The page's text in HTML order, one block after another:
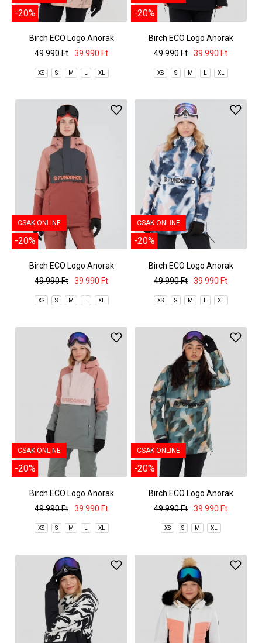
-20%
Birch ECO Logo Anorak
49 990 Ft
39 990 Ft
XS S M L XL
-20%
Birch ECO Logo Anorak
49 990 Ft
39 990 Ft
XS S M L XL
CSAK ONLINE
-20%
Birch ECO Logo Anorak
49 990 Ft
39 990 Ft
XS S M L XL
CSAK ONLINE
-20%
Birch ECO Logo Anorak
49 990 Ft
39 990 Ft
XS S M L XL
CSAK ONLINE
-20%
Birch ECO Logo Anorak
49 990 Ft
39 990 Ft
XS S M L XL
CSAK ONLINE
-20%
Birch ECO Logo Anorak
49 990 Ft
39 990 Ft
XS S M XL